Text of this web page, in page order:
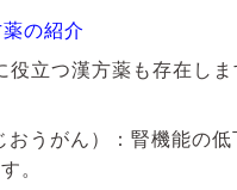
の紹介
役立つ漢方薬も存在し
おうがん）：腎機能の
。